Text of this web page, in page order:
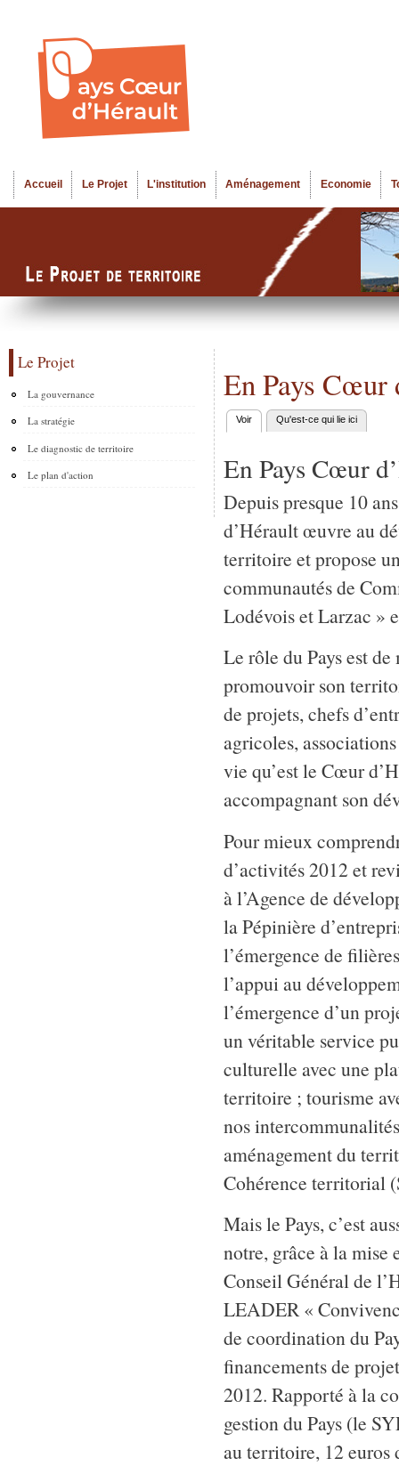
Menu principal
Accueil Le Projet L'institution Aménagement Economie
Le Projet
La gouvernance
La stratégie
Le diagnostic de territoire
Le plan d'action
En Pays Cœur
Onglets principaux
Voir (onglet actif)
Qu'est-ce qui lie ici
En Pays Cœur
Depuis presque 10
d’Hérault œuvre au
territoire et propose
communautés de
Lodévois et Larzac »
Le rôle du Pays est
promouvoir son
de projets, chefs
agricoles,
vie qu’est le Cœur
accompagnant son
Pour mieux
d’activités 2012 et
à l’Agence de
la Pépinière
l’émergence de
l’appui au
l’émergence d’un
un véritable service
culturelle avec une
territoire ; tourisme
nos
aménagement du
Cohérence territorial
Mais le Pays, c’est
notre, grâce à la mise
Conseil Général de
LEADER «
de coordination du
financements de
2012. Rapporté à la
gestion du Pays (le
au territoire, 12 euros